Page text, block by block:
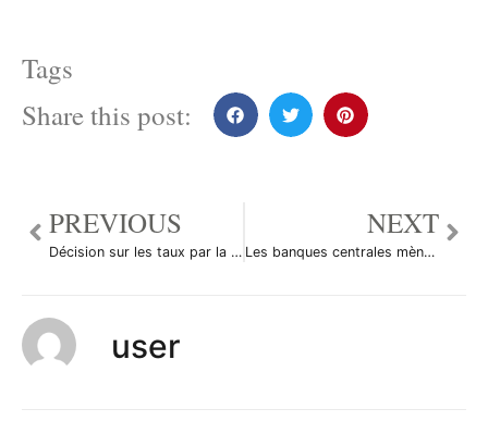
Tags
Share this post:
PREVIOUS
Décision sur les taux par la BCE et la BOE
NEXT
Les banques centrales mènent la danse
user